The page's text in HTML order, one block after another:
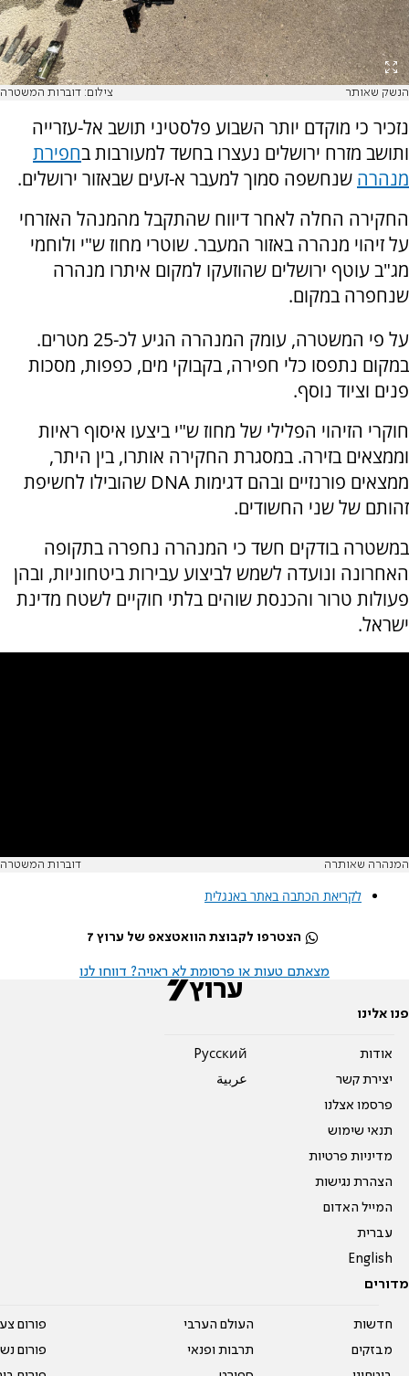
הנשק שאותר צילום: דוברות המשטרה
נזכיר כי מוקדם יותר השבוע פלסטיני תושב אל-עזרייה
ותושב מזרח ירושלים נעצרו בחשד למעורבות בחפירת
מנהרה שנחשפה סמוך למעבר א-זעים שבאזור ירושלים.
החקירה החלה לאחר דיווח שהתקבל מהמנהל האזרחי
על זיהוי מנהרה באזור המעבר. שוטרי מחוז ש"י ולוחמי
מג"ב עוטף ירושלים שהוזעקו למקום איתרו מנהרה
שנחפרה במקום.
על פי המשטרה, עומק המנהרה הגיע לכ-25 מטרים.
במקום נתפסו כלי חפירה, בקבוקי מים, כפפות, מסכות
פנים וציוד נוסף.
חוקרי הזיהוי הפלילי של מחוז ש"י ביצעו איסוף ראיות
וממצאים בזירה. במסגרת החקירה אותרו, בין היתר,
ממצאים פורנזיים ובהם דגימות DNA שהובילו לחשיפת
זהותם של שני החשודים.
במשטרה בודקים חשד כי המנהרה נחפרה בתקופה
האחרונה ונועדה לשמש לביצוע עבירות ביטחוניות, ובהן
פעולות טרור והכנסת שוהים בלתי חוקיים לשטח מדינת
ישראל.
המנהרה שאותרה דוברות המשטרה
לקריאת הכתבה באתר באנגלית
הצטרפו לקבוצת הוואטצאפ של ערוץ 7
מצאתם טעות או פרסומת לא ראויה? דווחו לנו
פנו אלינו
אודות
יצירת קשר
פרסמו אצלנו
תנאי שימוש
מדיניות פרטיות
הצהרת נגישות
המייל האדום
עברית
English
Pусский
عربية
מדורים
חדשות
מבזקים
העולם הערבי
תרבות ופנאי
פורום
פורום